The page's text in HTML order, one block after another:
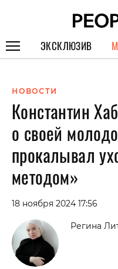
ЭКСКЛЮЗИВ
СПЕЦПРОЕКТЫ
ИНТЕРВЬЮ
ПОКОЛЕНИЕ
НОВОСТИ
Константин
о своей
прокалывал
методом»
18 ноября 2024 17:56
Регина